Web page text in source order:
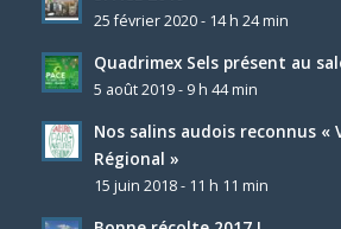
25 février 2020 - 14 h 24 min
Quadrimex Sels présent au
5 août 2019 - 9 h 44 min
Nos salins audois reconnus «
Régional »
15 juin 2018 - 11 h 11 min